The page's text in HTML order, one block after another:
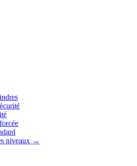
niveaux →